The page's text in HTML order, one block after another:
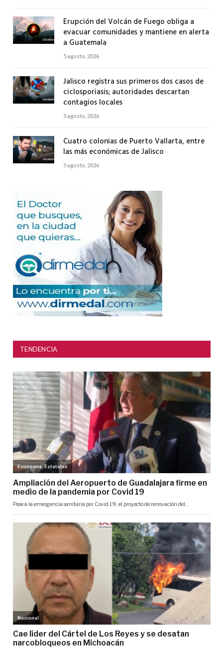
Erupción del Volcán de Fuego obliga a
evacuar comunidades y mantiene en alerta
a Guatemala
5 agosto, 2026
Jalisco registra sus primeros dos casos de
ciclosporiasis; autoridades descartan
contagios locales
5 agosto, 2026
Cuatro colonias de Puerto Vallarta, entre
las más económicas de Jalisco
5 agosto, 2026
TENDENCIA